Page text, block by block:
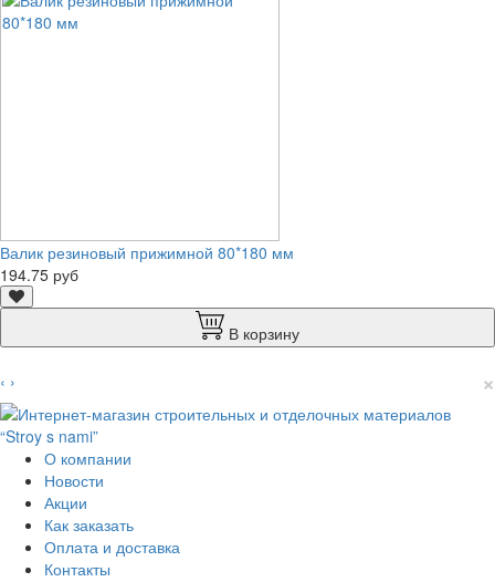
Валик резиновый прижимной 80*180 мм
194.75 руб
В корзину
‹ › ×
О компании
Новости
Акции
Как заказать
Оплата и доставка
Контакты